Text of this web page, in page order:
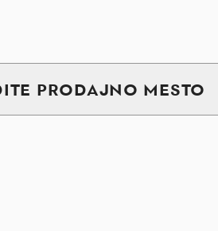
PRODAJNO MESTO